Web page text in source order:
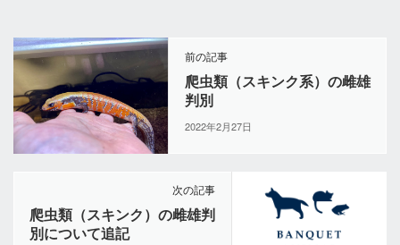
前の記事
爬虫類（スキンク系）の雌雄
判別
2022年2月27日
次の記事
爬虫類（スキンク）の雌雄判
別について追記